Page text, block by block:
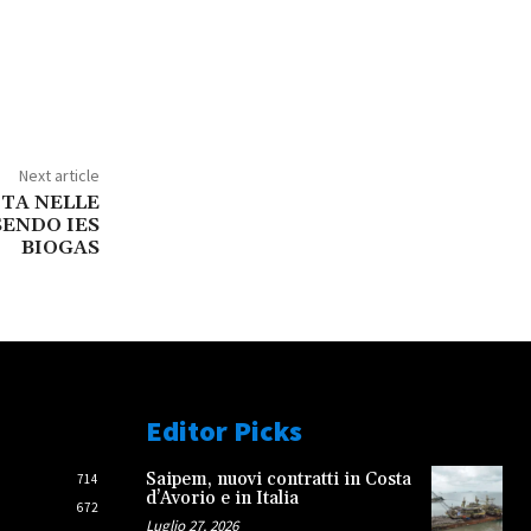
Next article
NELLE
IES
BIOGAS
714
672
Editor Picks
Saipem, nuovi contratti in Costa
d’Avorio e in Italia
Luglio 27, 2026